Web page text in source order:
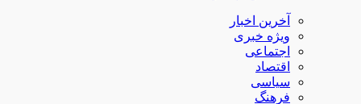
آخرین اخبار
ویژه خبری
اجتماعی
اقتصاد
سیاسی
فرهنگ